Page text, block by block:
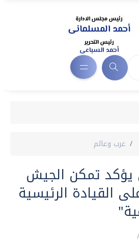
عرب وعالم
يؤكد تمكن الجيش
القيادة الرئيسية